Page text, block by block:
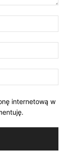
internetową w